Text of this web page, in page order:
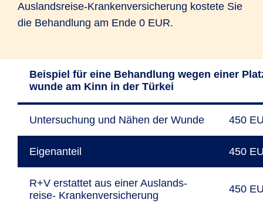
Auslandsreise-Krankenversicherung kostete Sie
die Behandlung am Ende 0 EUR.
Beispiel für eine Behand­lung wegen einer
wunde am Kinn in der Türkei
Unter­suchung und Nähen der Wunde 450
Eigen­anteil 450
R+V erstattet aus einer Auslands­
reise- Kranken­versiche­rung
450